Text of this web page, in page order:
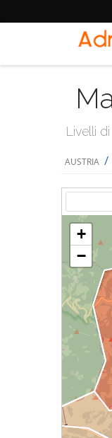
Livelli
AUSTRIA /